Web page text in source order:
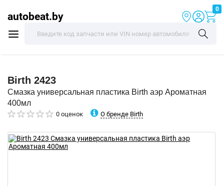
autobeat.by
0
Birth 2423
Смазка универсальная пластика Birth аэр Ароматная
400мл
0 оценок О бренде Birth